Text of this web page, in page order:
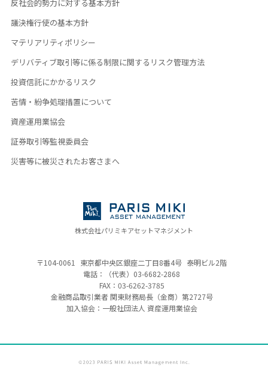
反社会的勢力に対する基本方針
議決権行使の基本方針
マテリアリティポリシー
デリバティブ取引等に係る制限に関するリスク管理方法
投資信託にかかるリスク
苦情・紛争処理措置について
資産運用業協会
証券取引等監視委員会
災害等に被災されたお客さまへ
株式会社パリミキアセットマネジメント
〒104-0061 東京都中央区銀座二丁目8番4号 泰明ビル2階
電話：（代表） 03-6682-2868
FAX：03-6262-3785
金融商品取引業者 関東財務局長（金商） 第2727号
加入協会：一般社団法人 資産運用業協会